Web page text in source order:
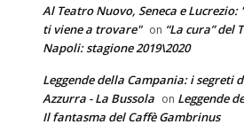
Al Teatro Nuovo, Seneca e
ti viene a trovare" on “La cura” del
Napoli: stagione 2019\2020
Leggende della Campania: i segreti
Azzurra - La Bussola on Leggende
Il fantasma del Caffè Gambrinus